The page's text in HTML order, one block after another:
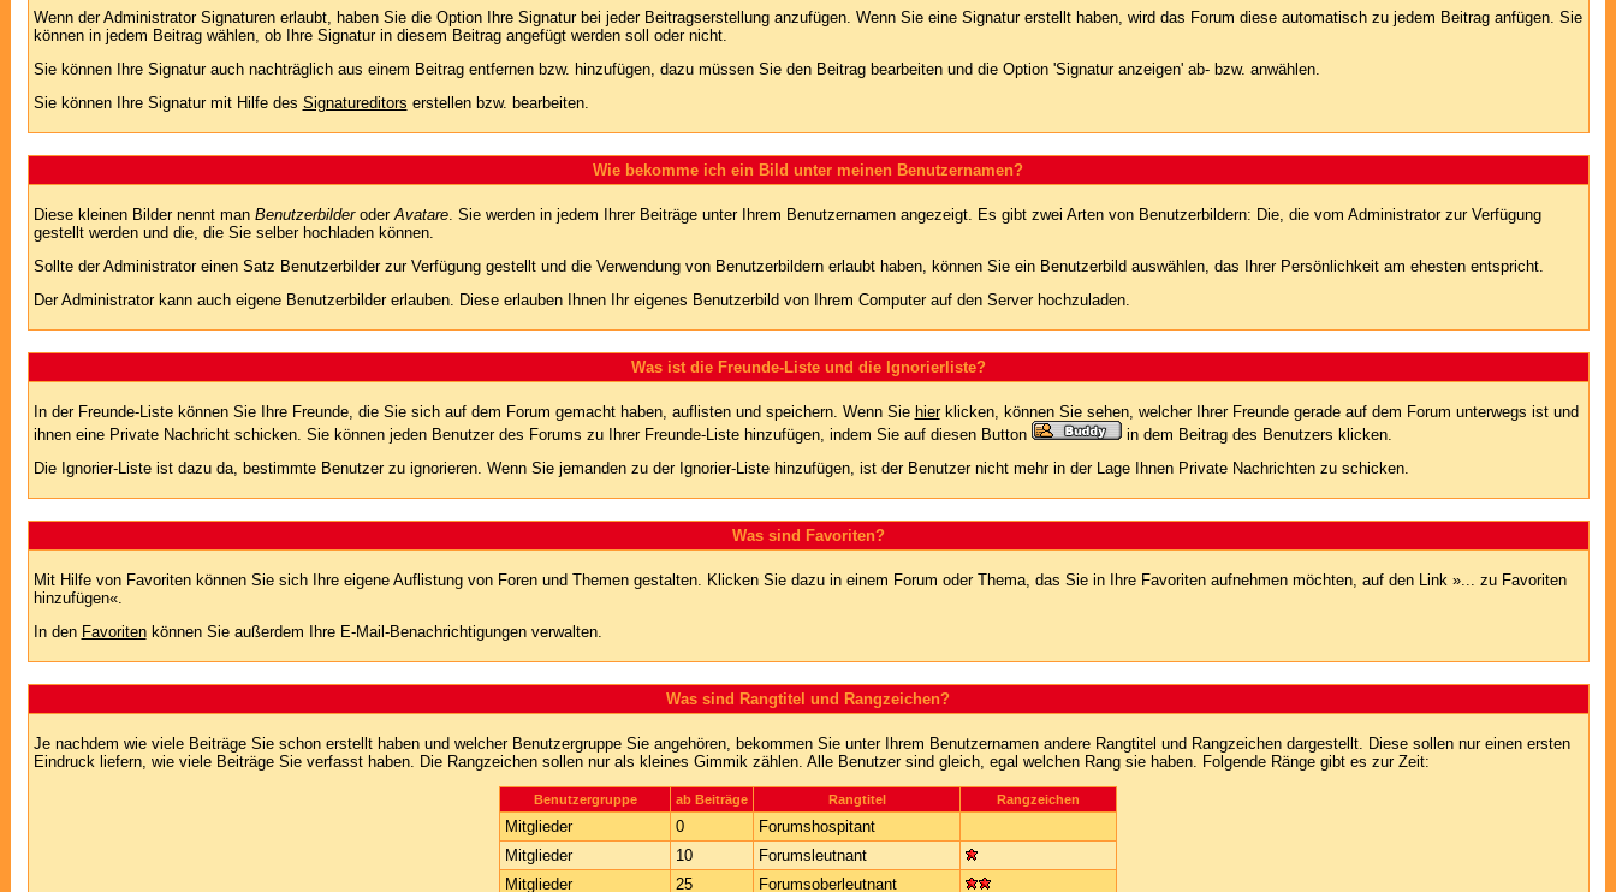
Wenn der Administrator Signaturen erlaubt, haben Sie die Option Ihre Signatur bei jeder Beitragserstellung anzufügen. Wenn Sie eine Signatur erstellt haben, wird das Forum diese automatisch zu jedem Beitrag anfügen. Sie
können in jedem Beitrag wählen, ob Ihre Signatur in diesem Beitrag angefügt werden soll oder nicht.
Sie können Ihre Signatur auch nachträglich aus einem Beitrag entfernen bzw. hinzufügen, dazu müssen Sie den Beitrag bearbeiten und die Option 'Signatur anzeigen' ab- bzw. anwählen.
Sie können Ihre Signatur mit Hilfe des Signatureditors erstellen bzw. bearbeiten.
Wie bekomme ich ein Bild unter meinen Benutzernamen?
Diese kleinen Bilder nennt man BenutzerbilderoderAvatare. Sie werden in jedem Ihrer Beiträge unter Ihrem Benutzernamen angezeigt. Es gibt zwei Arten von Benutzerbildern: Die, die vom Administrator zur Verfügung
gestellt werden und die, die Sie selber hochladen können.
Sollte der Administrator einen Satz Benutzerbilder zur Verfügung gestellt und die Verwendung von Benutzerbildern erlaubt haben, können Sie ein Benutzerbild auswählen, das Ihrer Persönlichkeit am ehesten entspricht.
Der Administrator kann auch eigene Benutzerbilder erlauben. Diese erlauben Ihnen Ihr eigenes Benutzerbild von Ihrem Computer auf den Server hochzuladen.
Was ist die Freunde-Liste und die Ignorierliste?
In der Freunde-Liste können Sie Ihre Freunde, die Sie sich auf dem Forum gemacht haben, auflisten und speichern. Wenn Sie hierklicken, können Sie sehen, welcher Ihrer Freunde gerade auf dem Forum unterwegs ist und
ihnen eine Private Nachricht schicken. Sie können jeden Benutzer des Forums zu Ihrer Freunde-Liste hinzufügen, indem Sie auf diesen Button
in dem Beitrag des Benutzers klicken.
Die Ignorier-Liste ist dazu da, bestimmte Benutzer zu ignorieren. Wenn Sie jemanden zu der Ignorier-Liste hinzufügen, ist der Benutzer nicht mehr in der Lage Ihnen Private Nachrichten zu schicken.
Was sind Favoriten?
Mit Hilfe von Favoriten können Sie sich Ihre eigene Auflistung von Foren und Themen gestalten. Klicken Sie dazu in einem Forum oder Thema, das Sie in Ihre Favoriten aufnehmen möchten, auf den Link »... zu Favoriten
hinzufügen«.
In den Favoritenkönnen Sie außerdem Ihre E-Mail-Benachrichtigungen verwalten.
Was sind Rangtitel und Rangzeichen?
Je nachdem wie viele Beiträge Sie schon erstellt haben und welcher Benutzergruppe Sie angehören, bekommen Sie unter Ihrem Benutzernamen andere Rangtitel und Rangzeichen dargestellt. Diese sollen nur einen ersten
Eindruck liefern, wie viele Beiträge Sie verfasst haben. Die Rangzeichen sollen nur als kleines Gimmik zählen. Alle Benutzer sind gleich, egal welchen Rang sie haben. Folgende Ränge gibt es zur Zeit:
Benutzergruppe ab Beiträge Rangtitel Rangzeichen
Mitglieder 0
Forumshospitant
Mitglieder
10
Forumsleutnant
Mitglieder
25 Forumsoberleutnant